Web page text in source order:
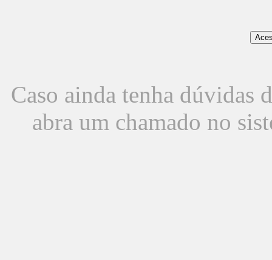
Caso ainda tenha dúvidas
abra um chamado no